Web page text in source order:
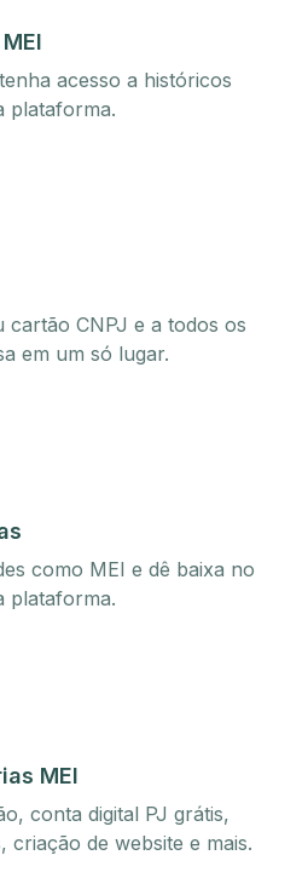
acesso a históricos
plataforma.
cartão CNPJ e a todos os
em um só lugar.
como MEI e dê baixa no
plataforma.
MEI
conta digital PJ grátis,
criação de website e mais.